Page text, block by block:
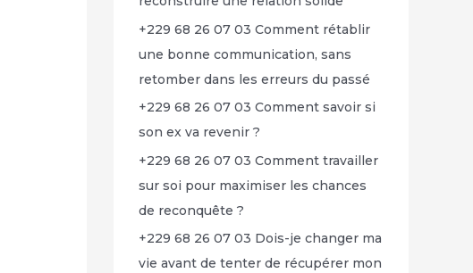
+229 68 26 07 03 Comment rétablir
une bonne communication, sans
retomber dans les erreurs du passé
+229 68 26 07 03 Comment savoir si
son ex va revenir ?
+229 68 26 07 03 Comment travailler
sur soi pour maximiser les chances
de reconquête ?
+229 68 26 07 03 Dois-je changer ma
vie avant de tenter de récupérer mon